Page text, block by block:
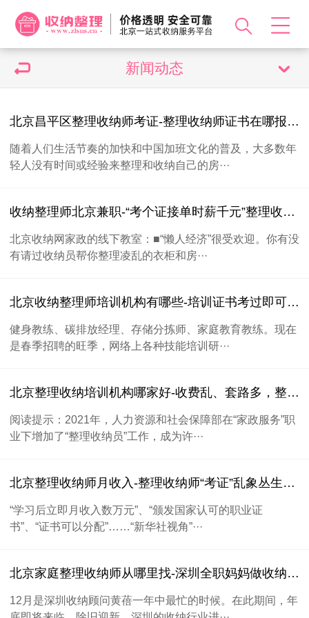
新闻动态
北京昌平区整理收纳师考证-整理收纳师证书在哪报考？多久拿证？证用处？报考要求、流程
随着人们生活节奏的加快和中国加班文化的普及，大多数年
轻人没有时间或经验来整理和收纳自己的房···
收纳整理师北京兼职-“考个证接单时薪千元”整理收纳师高时薪这么好拿？
北京收纳网家政的线下教室：■“懒人经济”很受欢迎。你有没
有请过收纳员帮你整理凌乱的衣柜和房···
北京收纳整理师培训机构有哪些-培训证书考过即可“月入过万”，靠谱吗？
健身教练、碳排放经理、存储分拣师、家庭教育教练。现在
是春季招聘的旺季，网络上各种技能培训研···
北京整理收纳培训机构哪家好-收费乱、套路多，整理收纳师培训亟须建立行业标准
阅读提示：2021年，人力资源和社会保障部在“家政服务”职
业下增加了“整理收纳员”工作，成为许···
北京整理收纳师月收入-整理收纳师“考证”乱象丛生，包就业拿高薪？
“学习后立即月收入数万元”、“颁发国家认可的职业证
书”、“证书可以分配”……“新华社视角”···
北京家庭整理收纳师从哪里找-深圳全职妈妈做收纳师年入六位数，帮百户家庭重建边界感
12月是深圳收纳顾问黄蓓一年中最忙的时候。在此期间，年